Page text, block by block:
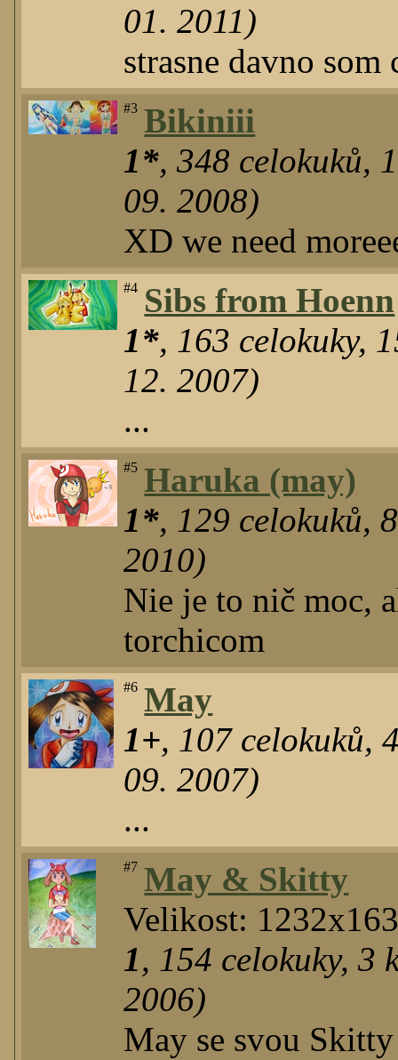
01. 2011)
strasne davno som
#3 Bikiniii
1*,348 celokuků,
09. 2008)
XD we need
#4 Sibs from Hoenn
1*, 163 celokuky,
12. 2007)
...
#5 Haruka (may)
1*, 129 celokuků,8
2010)
Nie je to nič moc,
torchicom
#6 May
1+, 107celokuků,
09. 2007)
...
#7 May & Skitty
Velikost:
1, 154 celokuky,3
2006)
May se svou Skitty